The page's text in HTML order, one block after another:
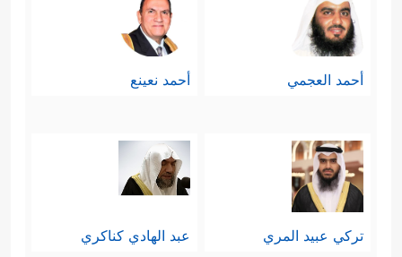
أحمد العجمي أحمد نعينع
تركي عبيد المري عبد الهادي كناكري